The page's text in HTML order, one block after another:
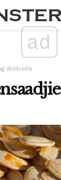
ad
Wildvoëls